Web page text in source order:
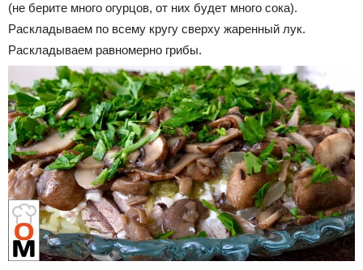
(не берите много огурцов, от них будет много сока).
Раскладываем по всему кругу сверху жаренный лук.
Раскладываем равномерно грибы.